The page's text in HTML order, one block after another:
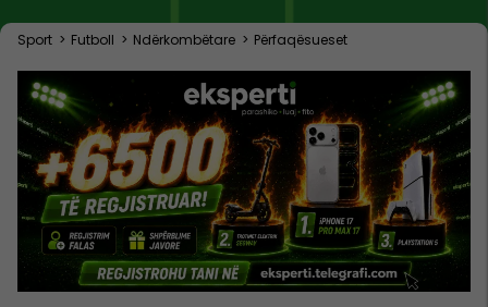
Sport > Futboll > Ndërkombëtare > Përfaqësueset